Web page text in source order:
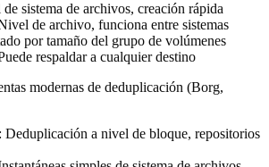
sistema de archivos, creación rápida
de archivo, funciona entre sistemas
por tamaño del grupo de volúmenes
respaldar a cualquier destino
modernas de deduplicación (Borg,
Deduplicación a nivel de bloque, repositorios